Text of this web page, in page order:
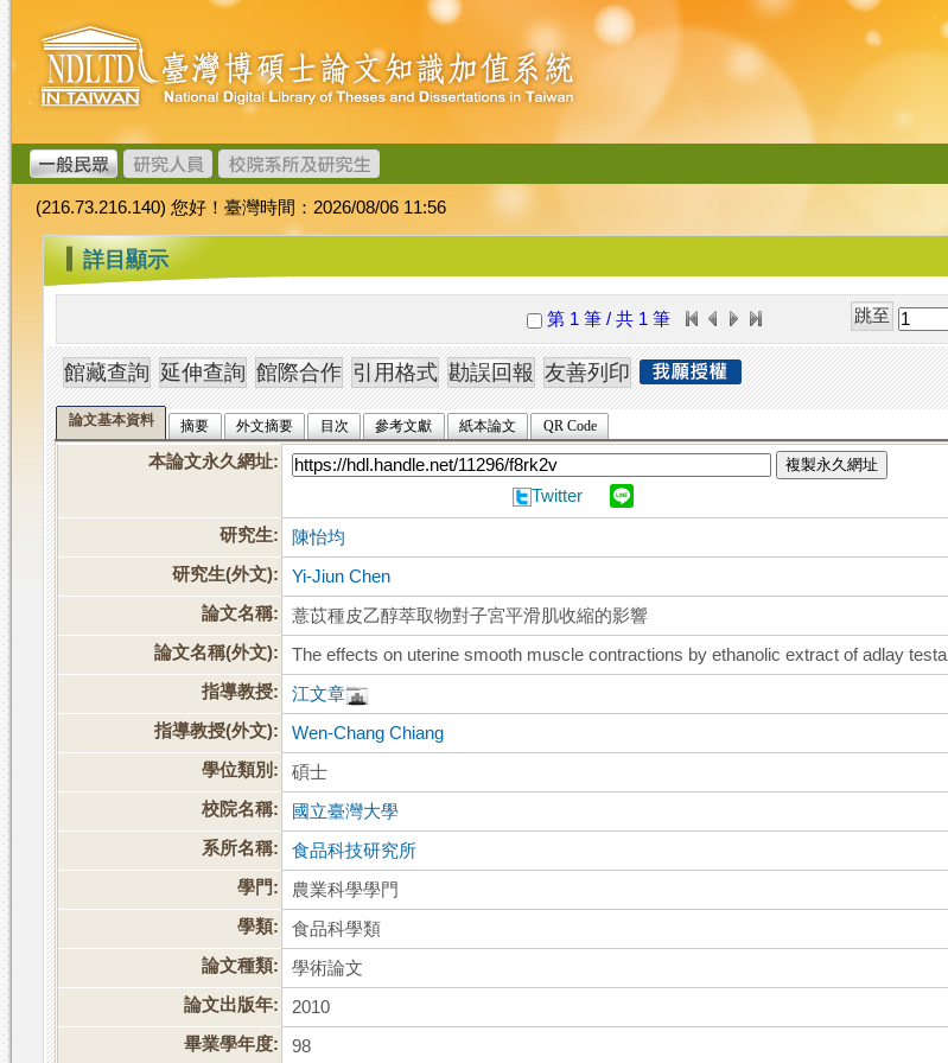
跳
到
主
要
內
容
臺
灣
博
碩
士
論
文
加
值
系
統
(216.73.216.140) 您好！臺灣時間：2026/08/06 11:56
::: 詳目顯示
第 1 筆 / 共 1 筆
論文基本資料 摘要 外文摘要 目次 參考文獻 紙本論文 QR Code
本論文永久網址: 複製永久網址
Twitter
研究生:
陳怡均
研究生(外文):
Yi-Jiun Chen
論文名稱:
薏苡種皮乙醇萃取物對子宮平滑肌收縮的影響
論文名稱(外文):
The effects on uterine smooth muscle contractions by ethanolic extract of adlay testa
指導教授:
江文章
指導教授(外文):
Wen-Chang Chiang
學位類別:
碩士
校院名稱:
國立臺灣大學
系所名稱:
食品科技研究所
學門:
農業科學學門
學類:
食品科學類
論文種類:
學術論文
論文出版年:
2010
畢業學年度:
98